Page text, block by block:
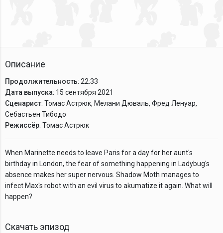
Описание
Продолжительность: 22:33
Дата выпуска: 15 сентября 2021
Сценарист: Томас Астрюк, Мелани Дюваль, Фред Ленуар,
Себастьен Тибодо
Режиссёр: Томас Астрюк
When Marinette needs to leave Paris for a day for her aunt's
birthday in London, the fear of something happening in Ladybug's
absence makes her super nervous. Shadow Moth manages to
infect Max's robot with an evil virus to akumatize it again. What will
happen?
Скачать эпизод